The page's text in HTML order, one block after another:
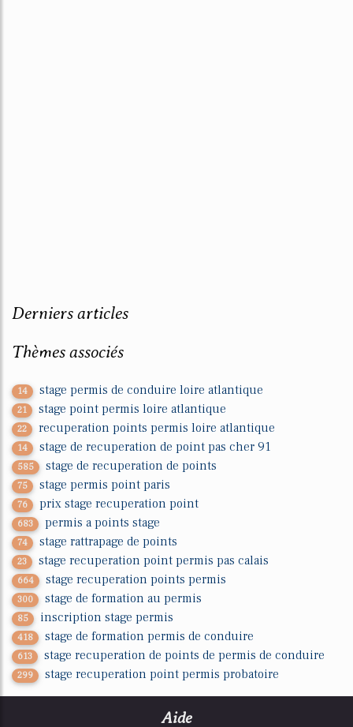
Derniers articles
Thèmes associés
14 stage permis de conduire loire atlantique
21 stage point permis loire atlantique
22 recuperation points permis loire atlantique
14 stage de recuperation de point pas cher 91
585 stage de recuperation de points
75 stage permis point paris
76 prix stage recuperation point
683 permis a points stage
74 stage rattrapage de points
23 stage recuperation point permis pas calais
664 stage recuperation points permis
300 stage de formation au permis
85 inscription stage permis
418 stage de formation permis de conduire
613 stage recuperation de points de permis de conduire
299 stage recuperation point permis probatoire
Aide